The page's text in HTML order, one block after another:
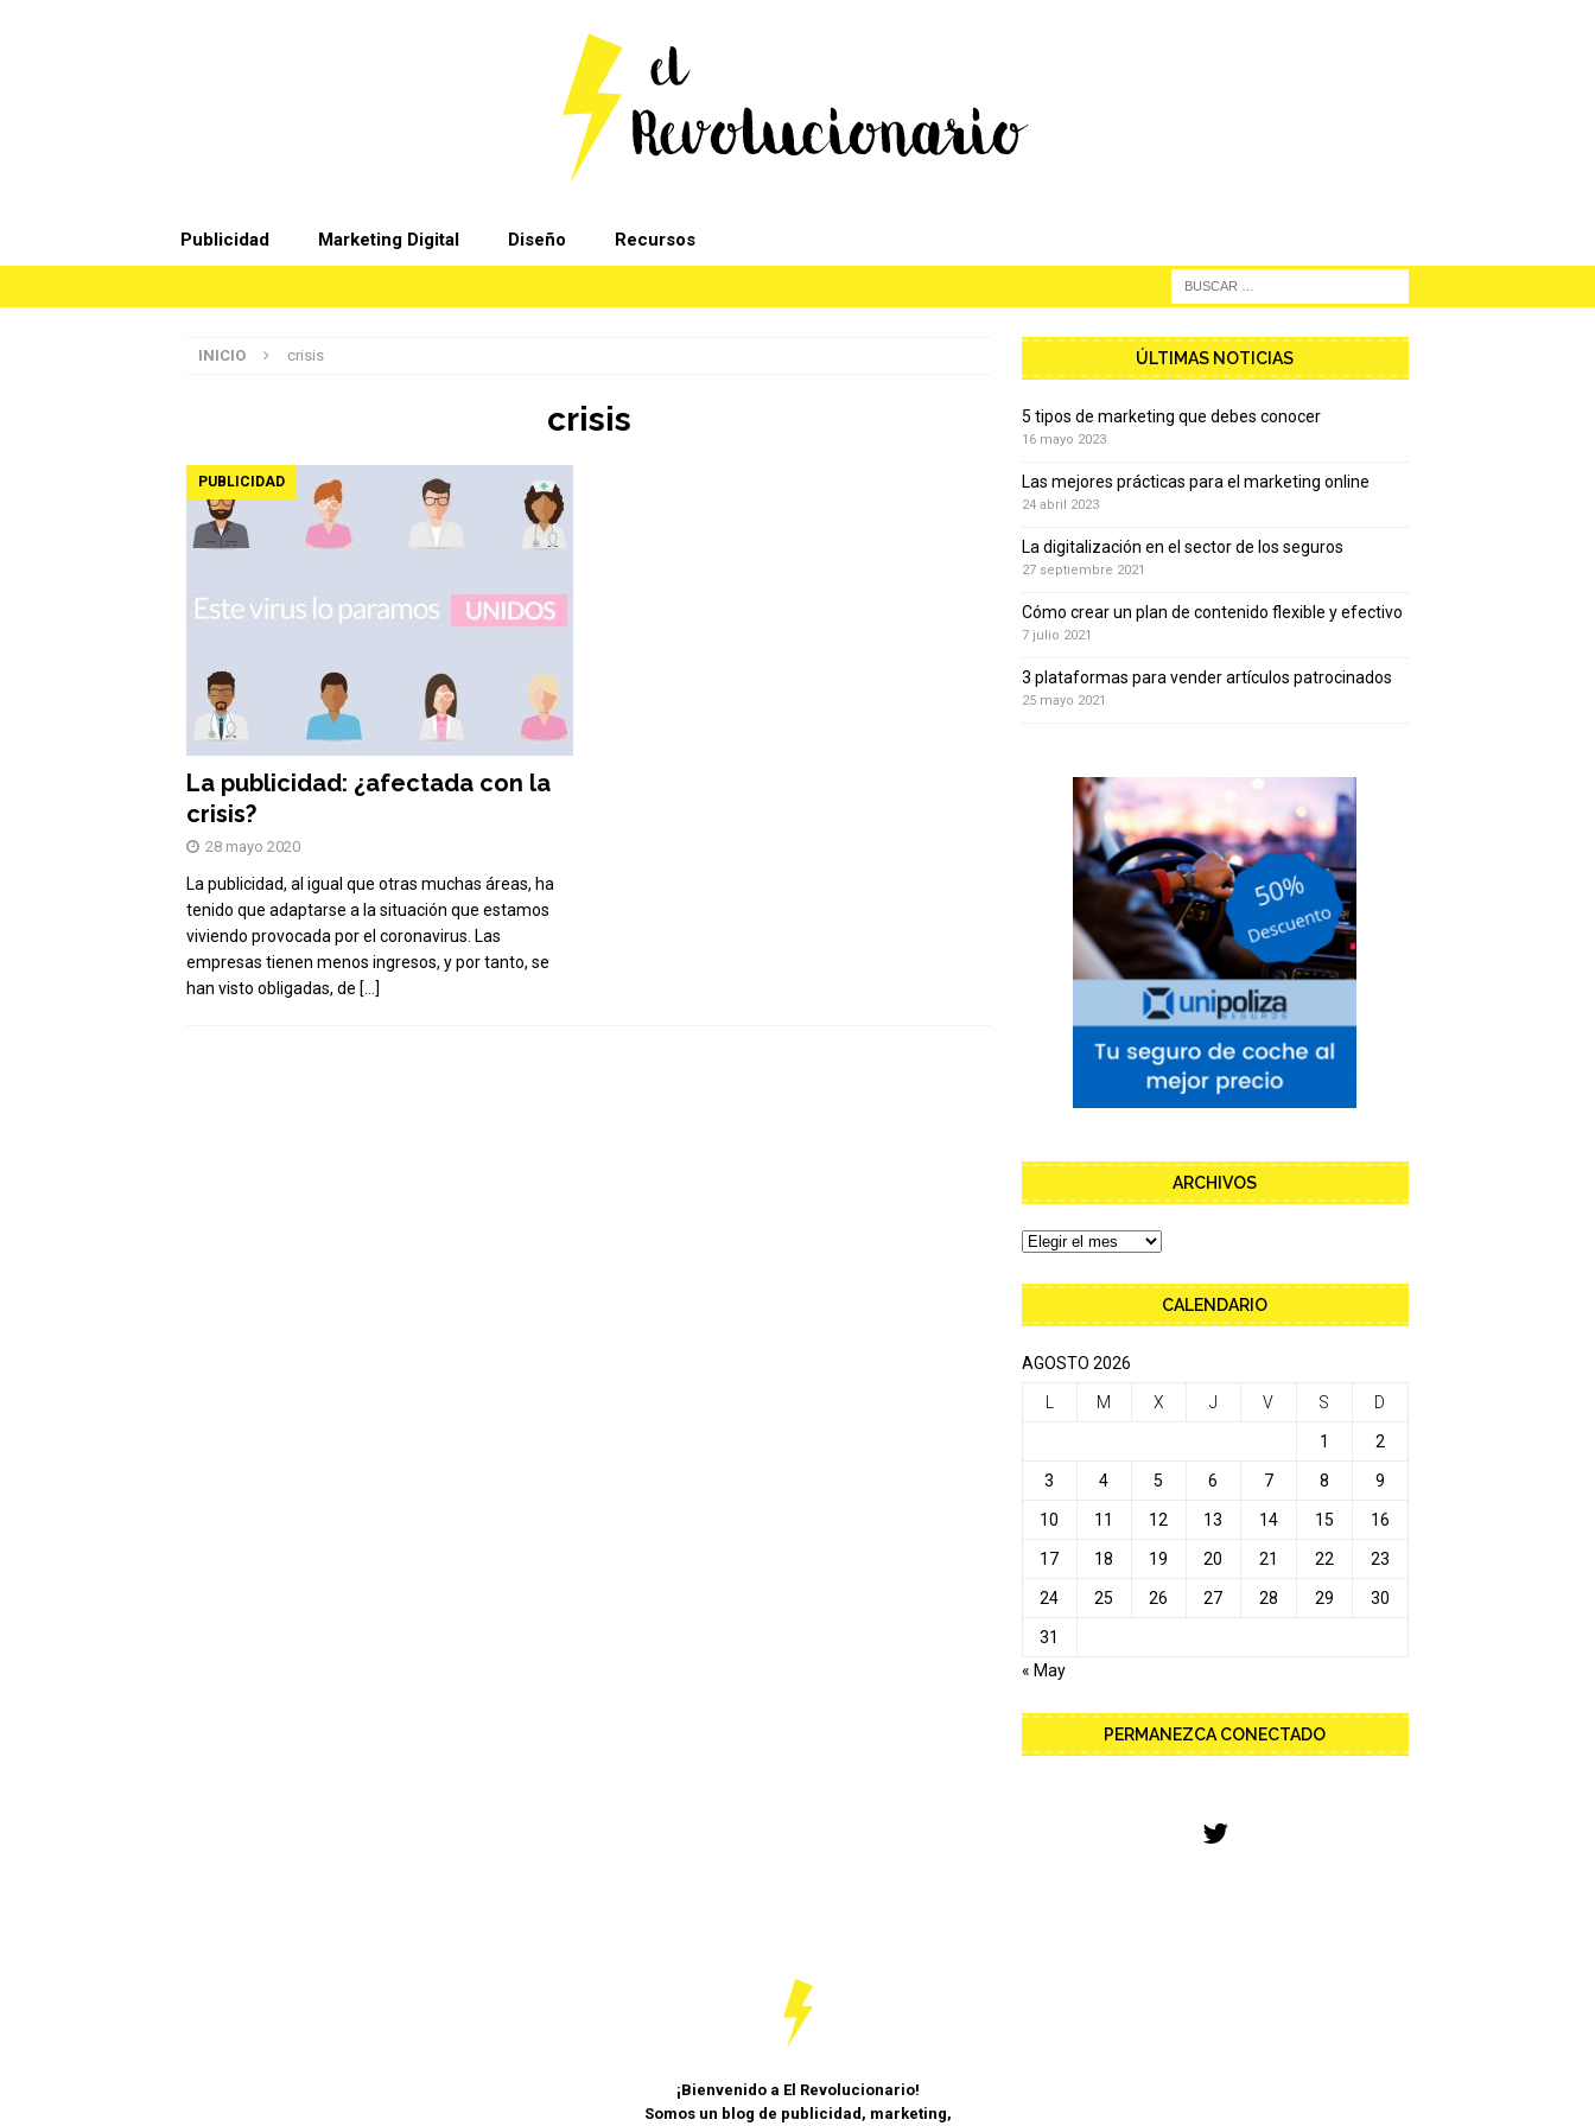
Publicidad Marketing Digital Diseño Recursos
INICIO crisis
crisis
PUBLICIDAD
La publicidad: ¿afectada con la
crisis?
28 mayo 2020
La publicidad, al igual que otras muchas áreas, ha
tenido que adaptarse a la situación que estamos
viviendo provocada por el coronavirus. Las
empresas tienen menos ingresos, y por tanto, se
han visto obligadas, de […]
ÚLTIMAS NOTICIAS
5 tipos de marketing que debes conocer
16 mayo 2023
Las mejores prácticas para el marketing online
24 abril 2023
La digitalización en el sector de los seguros
27 septiembre 2021
Cómo crear un plan de contenido flexible y efectivo
7 julio 2021
3 plataformas para vender artículos patrocinados
25 mayo 2021
ARCHIVOS
CALENDARIO
AGOSTO 2026
M X J V S D
1 2
3 4 5 6 7 8 9
10 11 12 13 14 15 16
17 18 19 20 21 22 23
24 25 26 27 28 29 30
31
« May
PERMANEZCA CONECTADO
¡Bienvenido a El Revolucionario!
Somos un blog de publicidad, marketing,